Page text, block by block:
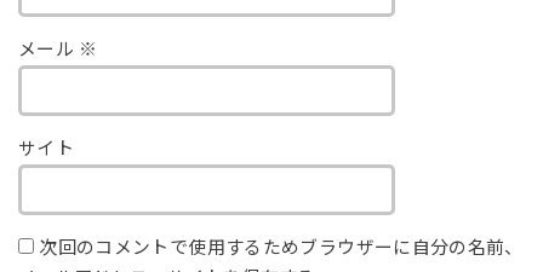
メール ※
サイト
次回のコメントで使用するためブラウザーに自分の名前、